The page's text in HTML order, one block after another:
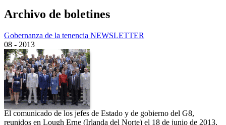
Archivo de boletines
Gobernanza de la tenencia NEWSLETTER
08 - 2013
El comunicado de los jefes de Estado y de gobierno del G8,
reunidos en Lough Erne (Irlanda del Norte) el 18 de junio de 2013,